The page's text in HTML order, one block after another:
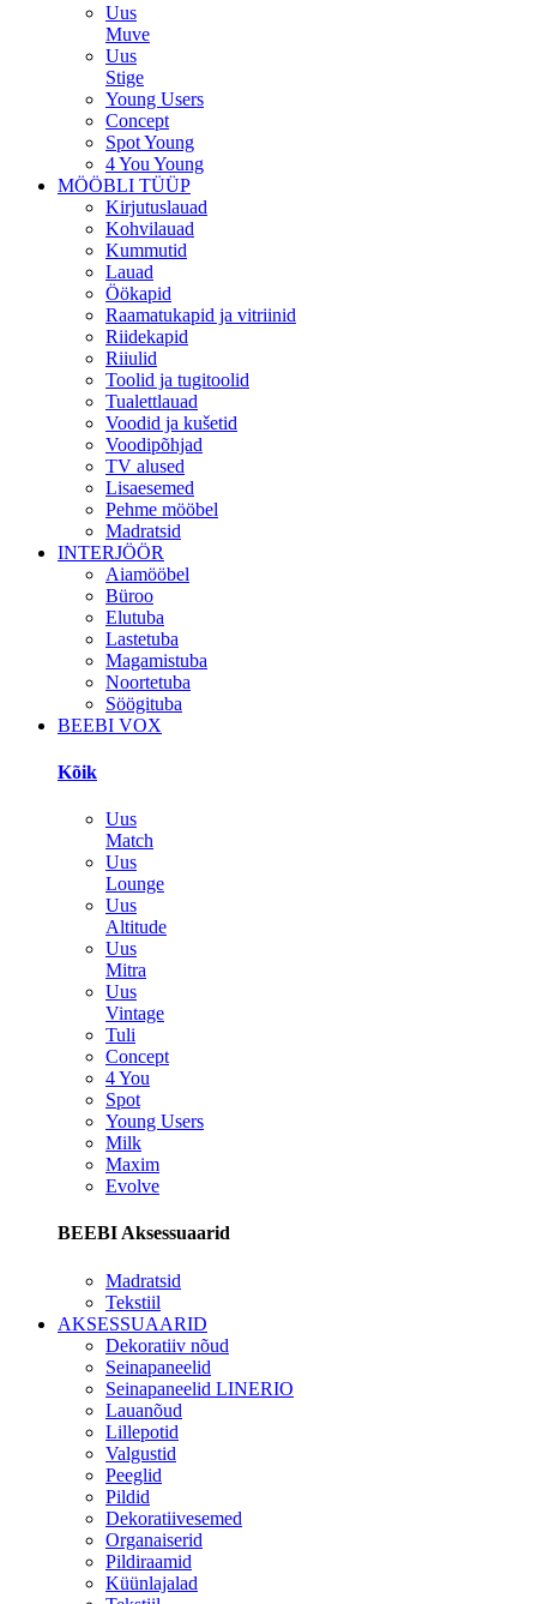
Uus
Muve
Uus
Stige
Young Users
Concept
Spot Young
4 You Young
MÖÖBLI TÜÜP
Kirjutuslauad
Kohvilauad
Kummutid
Lauad
Öökapid
Raamatukapid ja vitriinid
Riidekapid
Riiulid
Toolid ja tugitoolid
Tualettlauad
Voodid ja kušetid
Voodipõhjad
TV alused
Lisaesemed
Pehme mööbel
Madratsid
INTERJÖÖR
Aiamööbel
Büroo
Elutuba
Lastetuba
Magamistuba
Noortetuba
Söögituba
BEEBI VOX
Kõik
Uus
Match
Uus
Lounge
Uus
Altitude
Uus
Mitra
Uus
Vintage
Tuli
Concept
4 You
Spot
Young Users
Milk
Maxim
Evolve
BEEBI Aksessuaarid
Madratsid
Tekstiil
AKSESSUAARID
Dekoratiiv nõud
Seinapaneelid
Seinapaneelid LINERIO
Lauanõud
Lillepotid
Valgustid
Peeglid
Pildid
Dekoratiivesemed
Organaiserid
Pildiraamid
Küünlajalad